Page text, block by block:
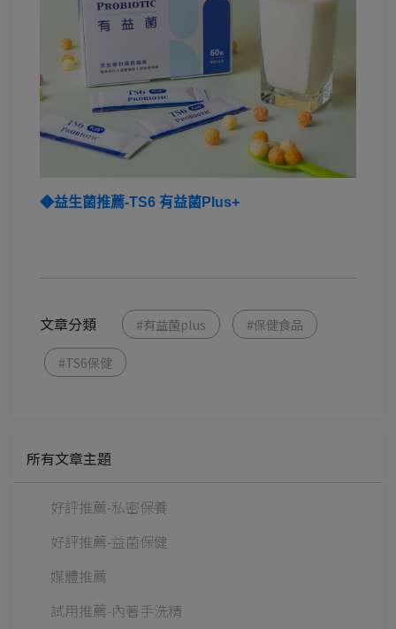
◆益生菌推薦-TS6 有益菌Plus+
文章分類 #有益菌plus #保健食品
#TS6保健
所有文章主題
好評推薦-私密保養
好評推薦-益菌保健
媒體推薦
試用推薦-內著手洗精